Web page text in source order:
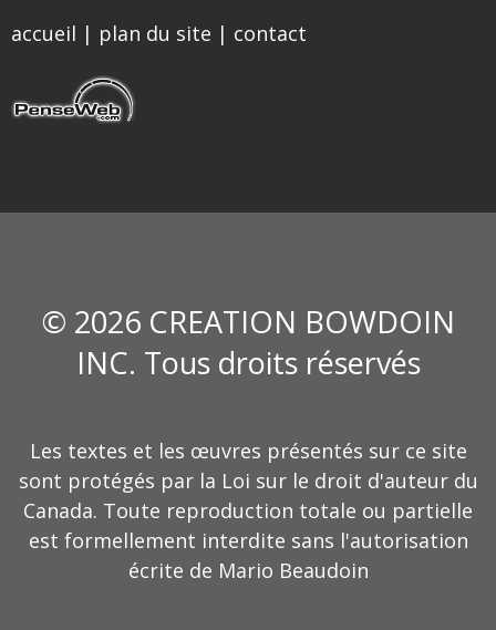
accueil | plan du site | contact
© 2026 CREATION BOWDOIN
INC. Tous droits réservés
Les textes et les œuvres présentés sur ce site
sont protégés par la Loi sur le droit d'auteur du
Canada. Toute reproduction totale ou partielle
est formellement interdite sans l'autorisation
écrite de Mario Beaudoin